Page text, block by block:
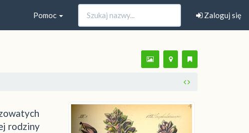
Zaloguj się
Pomoc
rodziny